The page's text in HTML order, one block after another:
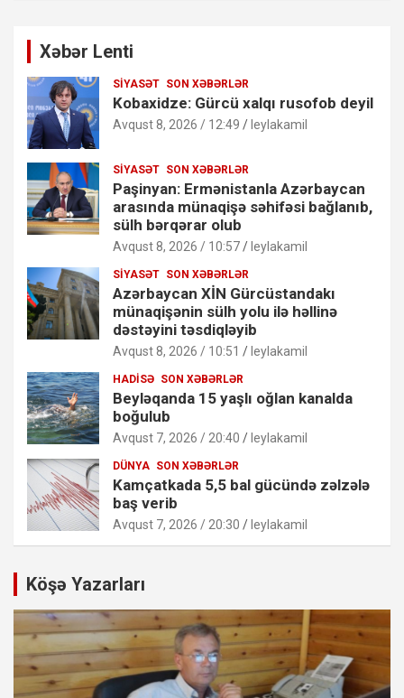
Xəbər Lenti
SIYASƏT SON XƏBƏRLƏR
Kobaxidze: Gürcü xalqı rusofob deyil
Avqust 8, 2026 / 12:49 leylakamil
SIYASƏT SON XƏBƏRLƏR
Paşinyan: Ermənistanla Azərbaycan
arasında münaqişə səhifəsi bağlanıb,
sülh bərqərar olub
Avqust 8, 2026 / 10:57 leylakamil
SIYASƏT SON XƏBƏRLƏR
Azərbaycan XİN Gürcüstandakı
münaqişənin sülh yolu ilə həllinə
dəstəyini təsdiqləyib
Avqust 8, 2026 / 10:51 leylakamil
HADISƏ SON XƏBƏRLƏR
Beyləqanda 15 yaşlı oğlan kanalda
boğulub
Avqust 7, 2026 / 20:40 leylakamil
DÜNYA SON XƏBƏRLƏR
Kamçatkada 5,5 bal gücündə zəlzələ
baş verib
Avqust 7, 2026 / 20:30 leylakamil
Köşə Yazarları